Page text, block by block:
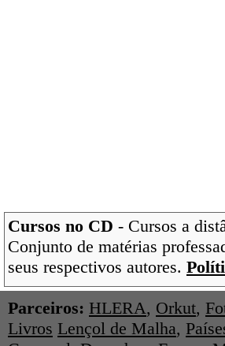
Cursos no CD - Cursos a
Conjunto de matérias
seus respectivos autores.
Parceiros: HLERA, Orkut,
Livros Lençol de Malha,